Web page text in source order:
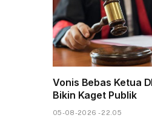
Vonis Bebas Ketua
Bikin Kaget Publik
05-08-2026 - 22.05